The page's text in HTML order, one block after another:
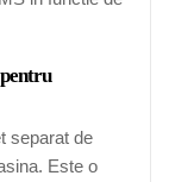
separat de
Este o